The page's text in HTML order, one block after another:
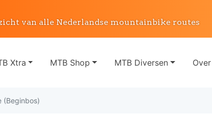
van alle Nederlandse mountainbike routes
Xtra MTB Shop MTB Diversen
(Beginbos)